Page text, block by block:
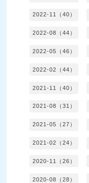
2022-11（40）
2022-08（44）
2022-05（46）
2022-02（44）
2021-11（40）
2021-08（31）
2021-05（27）
2021-02（24）
2020-11（26）
2020-08（28）